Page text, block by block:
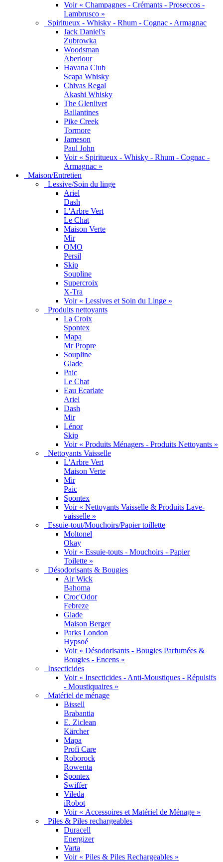
Voir « Champagnes - Crémants - Proseccos -
Lambrusco »
Spiritueux - Whisky - Rhum - Cognac - Armagnac
Jack Daniel's
Zubrowka
Woodsman
Aberlour
Havana Club
Scapa Whisky
Chivas Regal
Akashi Whisky
The Glenlivet
Ballantines
Pike Creek
Tormore
Jameson
Paul John
Voir « Spiritueux - Whisky - Rhum - Cognac -
Armagnac »
Maison/Entretien
Lessive/Soin du linge
Ariel
Dash
L'Arbre Vert
Le Chat
Maison Verte
Mir
OMO
Persil
Skip
Soupline
Supercroix
X-Tra
Voir « Lessives et Soin du Linge »
Produits nettoyants
La Croix
Spontex
Mapa
Mr Propre
Soupline
Glade
Paic
Le Chat
Eau Ecarlate
Ariel
Dash
Mir
Lénor
Skip
Voir « Produits Ménagers - Produits Nettoyants »
Nettoyants Vaisselle
L'Arbre Vert
Maison Verte
Mir
Paic
Spontex
Voir « Nettoyants Vaisselle & Produits Lave-
vaisselle »
Essuie-tout/Mouchoirs/Papier toillette
Moltonel
Okay
Voir « Essuie-touts - Mouchoirs - Papier
Toilette »
Désodorisants & Bougies
Air Wick
Bahoma
Croc'Odor
Febreze
Glade
Maison Berger
Parks London
Hypsoé
Voir « Désodorisants - Bougies Parfumées &
Bougies - Encens »
Insecticides
Voir « Insecticides - Anti-Moustiques - Répulsifs
- Moustiquaires »
Matériel de ménage
Bissell
Brabantia
E. Ziclean
Kärcher
Mapa
Profi Care
Roborock
Rowenta
Spontex
Swiffer
Vileda
iRobot
Voir « Accessoires et Matériel de Ménage »
Piles & Piles rechargeables
Duracell
Energizer
Varta
Voir « Piles & Piles Rechargeables »